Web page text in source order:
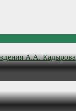
А.А. Кадырова